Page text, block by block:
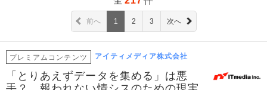
前へ 1 2 3 次へ
プレミアムコンテンツ アイティメディア株式会社
「とりあえずデータを集める」は悪